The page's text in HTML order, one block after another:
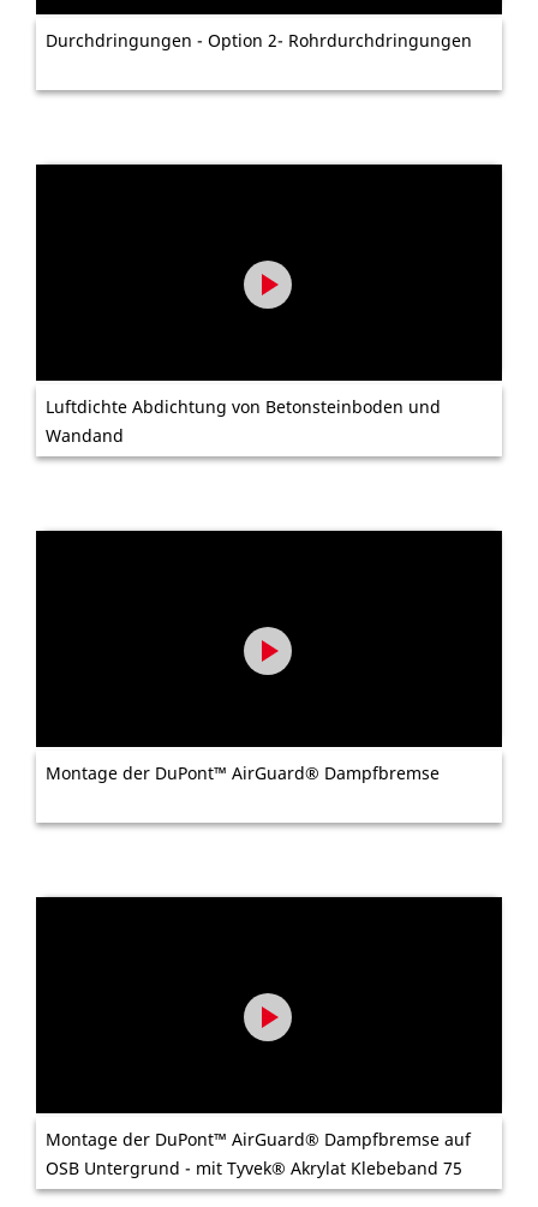
Durchdringungen - Option 2- Rohrdurchdringungen
Luftdichte Abdichtung von Betonsteinboden und
Wandand
Montage der DuPont™ AirGuard® Dampfbremse
Montage der DuPont™ AirGuard® Dampfbremse auf
OSB Untergrund - mit Tyvek® Akrylat Klebeband 75
mm.